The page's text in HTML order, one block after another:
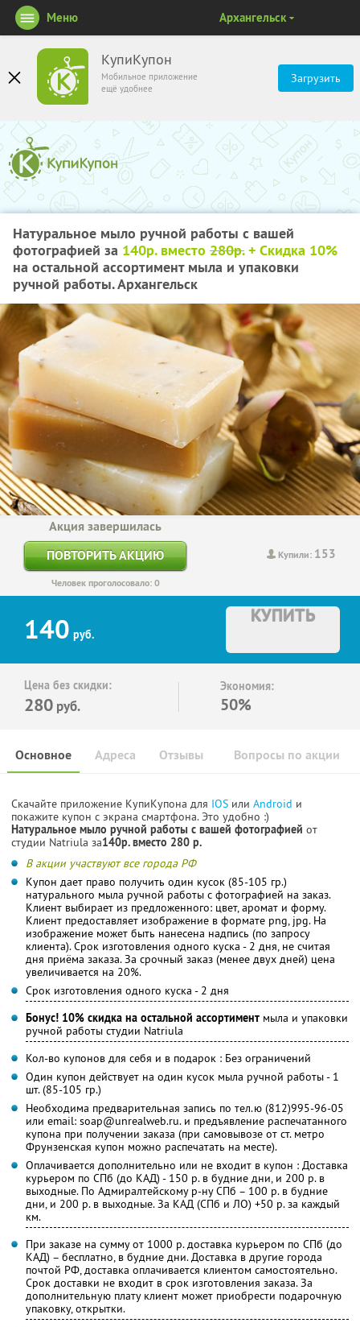
КупиКупон
Мобильное приложение
ещё удобнее
Загрузить
Меню Архангельск
Натуральное мыло ручной работы с вашей
фотографией за 140р. вместо 280р.+ Скидка 10%
на остальной ассортимент мыла и упаковки
ручной работы. Архангельск
Купили: 153
Акция завершилась
ПОВТОРИТЬ АКЦИЮ
Человек проголосовало: 0
140 руб.
КУПИТЬ
Цена без скидки:
280 руб.
Экономия:
50%
Основное Отзывы Вопросы по акции
Адреса
Скачайте приложение КупиКупона для IOS или Android и
покажите купон с экрана смартфона. Это удобно :)
Натуральное мыло ручной работы с вашей фотографией от
студии Natriula за140р. вместо 280 р.
В акции участвуют все города РФ
Купон дает право получить один кусок (85-105 гр.)
натурального мыла ручной работы с фотографией на заказ.
Клиент выбирает из предложенного: цвет, аромат и форму.
Клиент предоставляет изображение в формате png, jpg. На
изображение может быть нанесена надпись (по запросу
клиента). Срок изготовления одного куска - 2 дня, не считая
дня приёма заказа. За срочный заказ (менее двух дней) цена
увеличивается на 20%.
Срок изготовления одного куска - 2 дня
Бонус! 10% скидка на остальной ассортимент мыла и упаковки
ручной работы студии Natriula
Кол-во купонов для себя и в подарок : Без ограничений
Один купон действует на один кусок мыла ручной работы - 1
шт. (85-105 гр.)
Необходима предварительная запись по тел.ю (812)995-96-05
или email: soap@unrealweb.ru. и предъявление распечатанного
купона при получении заказа (при самовывозе от ст. метро
Фрунзенская купон можно распечатать на месте).
Оплачивается дополнительно или не входит в купон : Доставка
курьером по СПб (до КАД) - 150 р. в будние дни, и 200 р. в
выходные. По Адмиралтейскому р-ну СПб – 100 р. в будние
дни, и 200 р. в выходные. За КАД (СПб и ЛО) +50 р. за каждый
км.
При заказе на сумму от 1000 р. доставка курьером по СПб (до
КАД) – бесплатно, в будние дни. Доставка в другие города
почтой РФ, доставка оплачивается клиентом самостоятельно.
Срок доставки не входит в срок изготовления заказа. За
дополнительную плату клиент может приобрести подарочную
упаковку, открытки.